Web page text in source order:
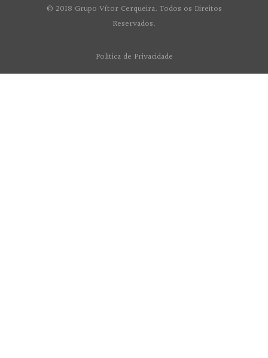
© 2018 Grupo Vítor Cerqueira. Todos os Direitos
Reservados.
Politica de Privacidade